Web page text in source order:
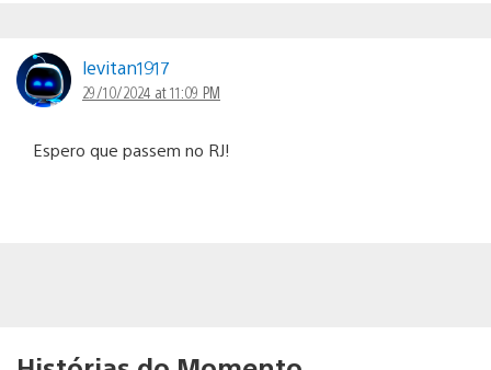
levitan1917
29/10/2024 at 11:09 PM
Espero que passem no RJ!